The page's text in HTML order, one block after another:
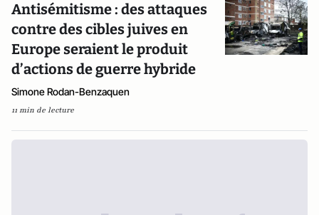
Antisémitisme : des attaques
contre des cibles juives en
Europe seraient le produit
d’actions de guerre hybride
Simone Rodan-Benzaquen
11 min de lecture